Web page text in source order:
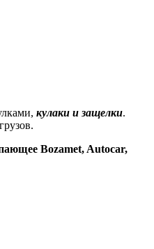
кулаки и защелки.
Bozamet, Autocar,